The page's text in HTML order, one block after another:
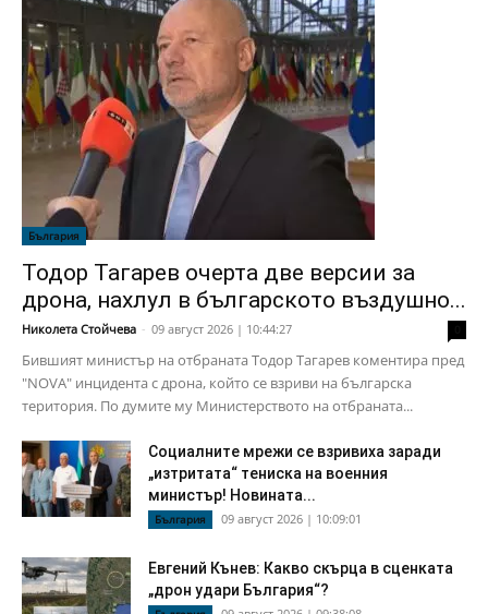
България
Тодор Тагарев очерта две версии за
дрона, нахлул в българското въздушно...
Николета Стойчева - 09 август 2026 | 10:44:27
Бившият министър на отбраната Тодор Тагарев коментира пред
"NOVA" инцидента с дрона, който се взриви на българска
територия. По думите му Министерството на отбраната...
Социалните мрежи се взривиха заради
„изтритата“ тениска на военния
министър! Новината...
България 09 август 2026 | 10:09:01
Евгений Кънев: Какво скърца в сценката
„дрон удари България“?